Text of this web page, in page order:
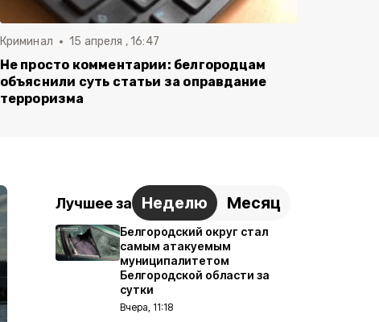
Криминал 15 апреля , 16:47
Не просто комментарии: белгородцам
объяснили суть статьи за оправдание
терроризма
Лучшее за Неделю Месяц
Белгородский округ стал
самым атакуемым
муниципалитетом
Белгородской области за
сутки
Вчера, 11:18